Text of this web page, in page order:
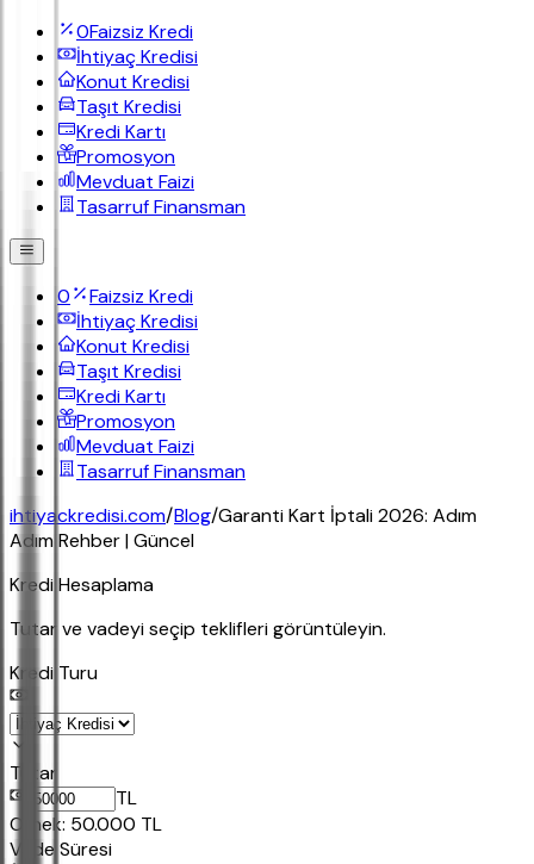
0Faizsiz Kredi
İhtiyaç Kredisi
Konut Kredisi
Taşıt Kredisi
Kredi Kartı
Promosyon
Mevduat Faizi
Tasarruf Finansman
0
Faizsiz Kredi
İhtiyaç Kredisi
Konut Kredisi
Taşıt Kredisi
Kredi Kartı
Promosyon
Mevduat Faizi
Tasarruf Finansman
ihtiyackredisi.com/Blog/Garanti Kart İptali 2026: Adım
Adım Rehber | Güncel
Kredi Hesaplama
Tutar ve vadeyi seçip teklifleri görüntüleyin.
Kredi Turu
Tutar
TL
Ornek: 50.000 TL
Vade Süresi